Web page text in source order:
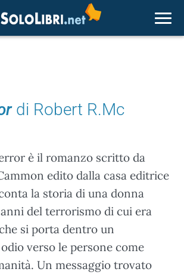
di Robert R.Mc
è il romanzo scritto da
edito dalla casa editrice
la storia di una donna
del terrorismo di cui era
si porta dentro un
verso le persone come
Un messaggio trovato